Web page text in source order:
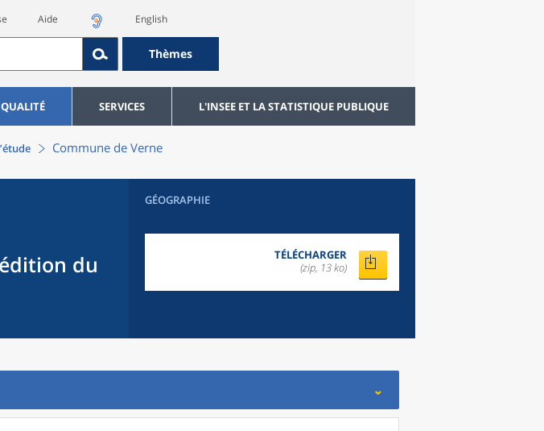
Aide English
Thèmes
SERVICES L'INSEE ET LA STATISTIQUE PUBLIQUE
Commune de Verne
du
GÉOGRAPHIE
TÉLÉCHARGER
(zip, 13 ko)